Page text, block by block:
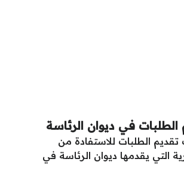
الطلبات في ديوان الرئاسة
الطلبات للاستفادة من
التي يقدمها ديوان الرئاسة في